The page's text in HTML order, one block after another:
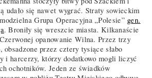
udało się nawet wygrać. Straty sowieckim
Grupa Operacyjna „Polesie” gen.
. Broniły się wreszcie miasta. Kilkanaście
opanowanie Wilna. Przez trzy
obsadzone przez cztery tysiące słabo
i harcerzy, którzy dodatkowo mogli liczyć
ochotników. Jeden ze świadków